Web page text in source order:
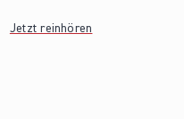
Jetzt reinhören